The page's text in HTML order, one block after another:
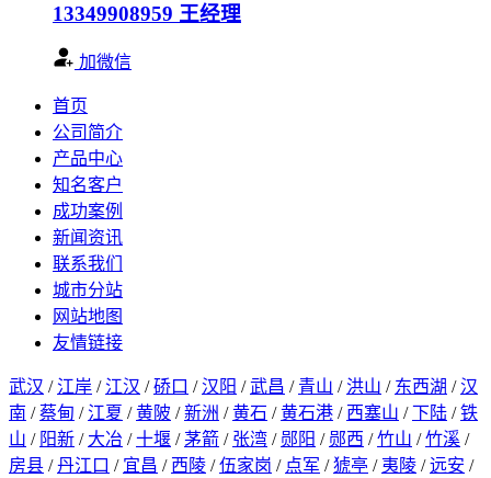
13349908959 王经理
加微信
首页
公司简介
产品中心
知名客户
成功案例
新闻资讯
联系我们
城市分站
网站地图
友情链接
武汉 / 江岸 / 江汉 /硚口 /汉阳 /武昌 / 青山 / 洪山 / 东西湖 /汉
南 /蔡甸 / 江夏 /黄陂 /新洲 /黄石 /黄石港 / 西塞山 /下陆 /铁
山 / 阳新 / 大冶 /十堰 /茅箭 / 张湾 / 郧阳 / 郧西 /竹山 /竹溪 /
房县 /丹江口 / 宜昌 / 西陵 /伍家岗 / 点军 /猇亭 / 夷陵 /远安 /